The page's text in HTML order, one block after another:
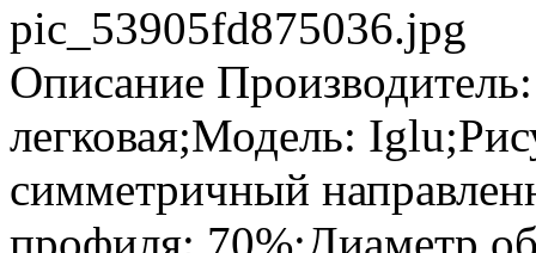
pic_53905fd875036.jpg
Описание
легковая;Модель:
симметричный
профиля: 70%;Диаметр